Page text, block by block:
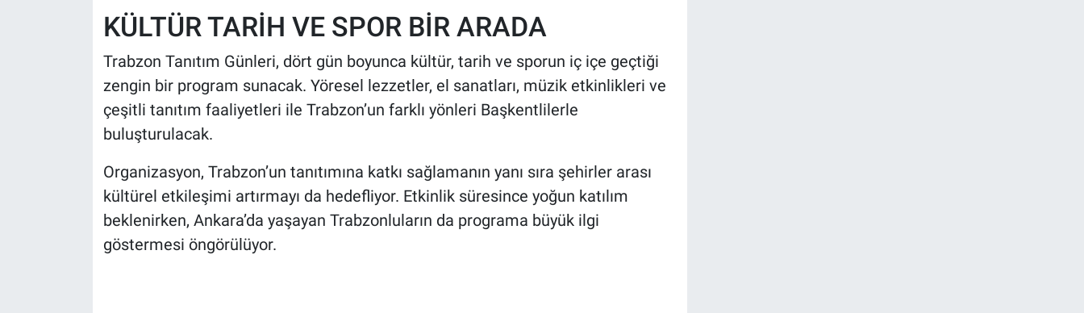
KÜLTÜR TARİH VE SPOR BİR ARADA
Trabzon Tanıtım Günleri, dört gün boyunca kültür, tarih ve sporun iç içe geçtiği
zengin bir program sunacak. Yöresel lezzetler, el sanatları, müzik etkinlikleri ve
çeşitli tanıtım faaliyetleri ile Trabzon’un farklı yönleri Başkentlilerle
buluşturulacak.
Organizasyon, Trabzon’un tanıtımına katkı sağlamanın yanı sıra şehirler arası
kültürel etkileşimi artırmayı da hedefliyor. Etkinlik süresince yoğun katılım
beklenirken, Ankara’da yaşayan Trabzonluların da programa büyük ilgi
göstermesi öngörülüyor.